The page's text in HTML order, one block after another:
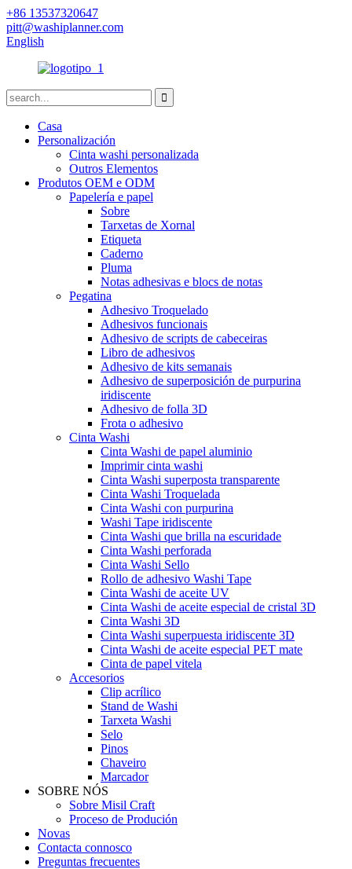
+86 13537320647
pitt@washiplanner.com
English
Casa
Personalización
Cinta washi personalizada
Outros Elementos
Produtos OEM e ODM
Papelería e papel
Sobre
Tarxetas de Xornal
Etiqueta
Caderno
Pluma
Notas adhesivas e blocs de notas
Pegatina
Adhesivo Troquelado
Adhesivos funcionais
Adhesivo de scripts de cabeceiras
Libro de adhesivos
Adhesivo de kits semanais
Adhesivo de superposición de purpurina
iridiscente
Adhesivo de folla 3D
Frota o adhesivo
Cinta Washi
Cinta Washi de papel aluminio
Imprimir cinta washi
Cinta Washi superposta transparente
Cinta Washi Troquelada
Cinta Washi con purpurina
Washi Tape iridiscente
Cinta Washi que brilla na escuridade
Cinta Washi perforada
Cinta Washi Sello
Rollo de adhesivo Washi Tape
Cinta Washi de aceite UV
Cinta Washi de aceite especial de cristal 3D
Cinta Washi 3D
Cinta Washi superpuesta iridiscente 3D
Cinta Washi de aceite especial PET mate
Cinta de papel vitela
Accesorios
Clip acrílico
Stand de Washi
Tarxeta Washi
Selo
Pinos
Chaveiro
Marcador
SOBRE NÓS
Sobre Misil Craft
Proceso de Produción
Novas
Contacta connosco
Preguntas frecuentes